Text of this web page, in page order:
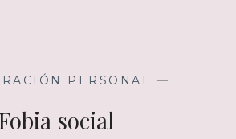
PERSONAL —
social